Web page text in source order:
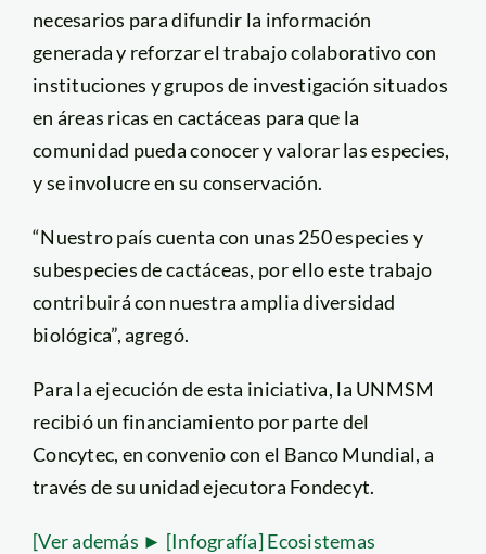
necesarios para difundir la información
generada y reforzar el trabajo colaborativo con
instituciones y grupos de investigación situados
en áreas ricas en cactáceas para que la
comunidad pueda conocer y valorar las especies,
y se involucre en su conservación.
“Nuestro país cuenta con unas 250 especies y
subespecies de cactáceas, por ello este trabajo
contribuirá con nuestra amplia diversidad
biológica”, agregó.
Para la ejecución de esta iniciativa, la UNMSM
recibió un financiamiento por parte del
Concytec, en convenio con el Banco Mundial, a
través de su unidad ejecutora Fondecyt.
[Ver además ► [Infografía] Ecosistemas